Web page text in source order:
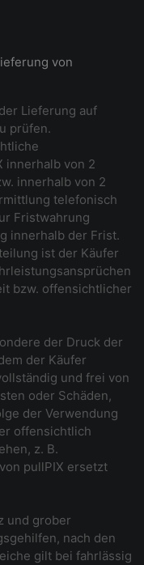
von
Lieferung auf
prüfen.
innerhalb von 2
innerhalb von 2
telefonisch
Fristwahrung
innerhalb der Frist.
ist der Käufer
bzw. offensichtlicher
der Druck der
der Käufer
und frei von
oder Schäden,
der Verwendung
offensichtlich
z. B.
pullPIX ersetzt
und grober
nach den
gilt bei fahrlässig